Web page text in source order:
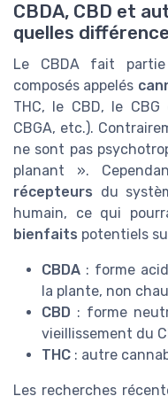
CBDA, CBD et
quelles
Le CBDA fait
composés appelés
THC, le CBD, le
CBGA, etc.).
ne sont pas
planant ».
récepteurs du
humain, ce qui
bienfaits potentiels
CBDA : forme
la plante, non
CBD : forme
vieillissement du
THC : autre
Les recherches